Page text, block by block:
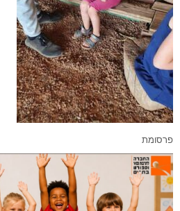
פרסומת